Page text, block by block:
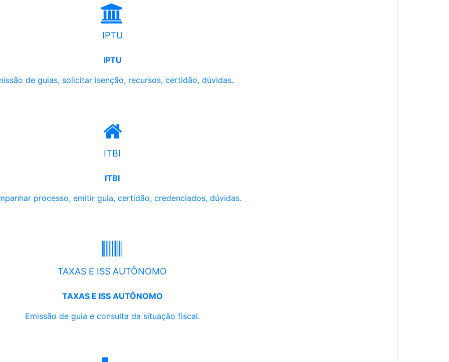
IPTU
IPTU
de guias, solicitar isenção, recursos, certidão, dúvidas.
ITBI
ITBI
processo, emitir guia, certidão, credenciados, dúvidas.
TAXAS E ISS AUTÔNOMO
TAXAS E ISS AUTÔNOMO
Emissão de guia e consulta da situação fiscal.